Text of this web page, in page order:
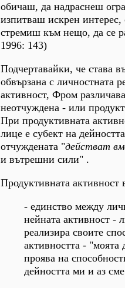
обичаш, да надраснеш
изпитваш искрен интерес,
стремиш към нещо, да се
1996: 143)
Подчертавайки, че става
обвързана с личностната
активност, Фром
неотчуждена - или
При продуктивната
лице е субект на
отчуждената "действат
и вътрешни сили" .
Продуктивната активност
- единство между
нейната активност -
реализира своите
активността - "моята
проява на
дейността ми и аз